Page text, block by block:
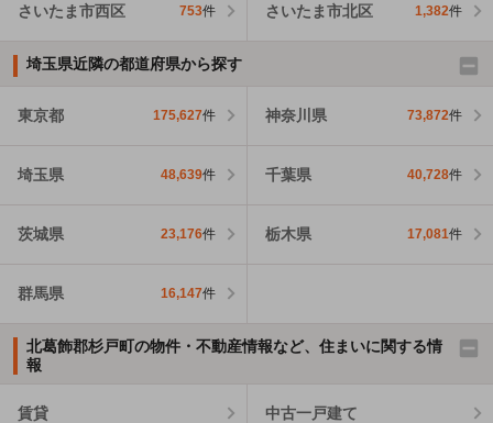
さいたま市西区 753件 さいたま市北区 1,382件
埼玉県近隣の都道府県から探す
東京都 175,627件 神奈川県 73,872件
埼玉県 48,639件 千葉県 40,728件
茨城県 23,176件 栃木県 17,081件
群馬県 16,147件
北葛飾郡杉戸町の物件・不動産情報など、住まいに関する情
報
賃貸 中古一戸建て